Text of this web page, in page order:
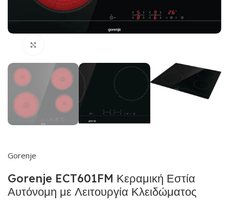
Gorenje
Gorenje ECT601FM Κεραμική Εστία
Αυτόνομη με Λειτουργία Κλειδώματος